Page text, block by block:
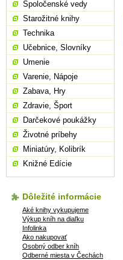
Spoločenské vedy
Starožitné knihy
Technika
Učebnice, Slovníky
Umenie
Varenie, Nápoje
Zabava, Hry
Zdravie, Šport
Darčekové poukážky
Životné príbehy
Miniatúry, Kolibrík
Knižné Edície
Dôležité informácie
Aké knihy vykupujeme
Výkup kníh na diaľku
Infolinka
Ako nakupovať
Osobný odber kníh
Odberné miesta v Čechách